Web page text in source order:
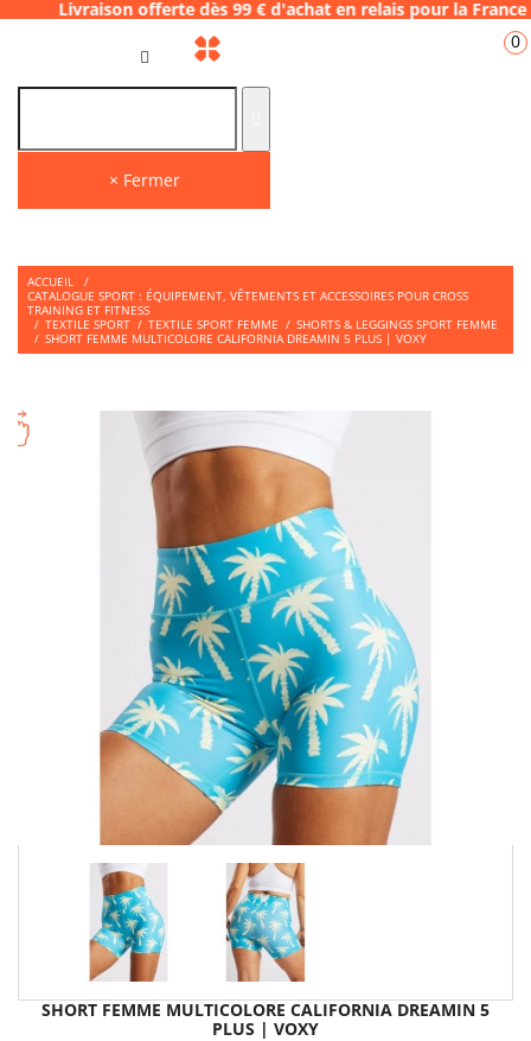
offerte dès 99 € d'achat en relais
× Fermer
0
ACCUEIL
/
CATALOGUE SPORT : ÉQUIPEMENT, VÊTEMENTS ET ACCESSOIRES POUR CROSS
TRAINING ET FITNESS
/ TEXTILE SPORT / TEXTILE SPORT FEMME / SHORTS & LEGGINGS SPORT FEMME
/ SHORT FEMME MULTICOLORE CALIFORNIA DREAMIN 5 PLUS | VOXY
SHORT FEMME MULTICOLORE CALIFORNIA DREAMIN 5
PLUS | VOXY